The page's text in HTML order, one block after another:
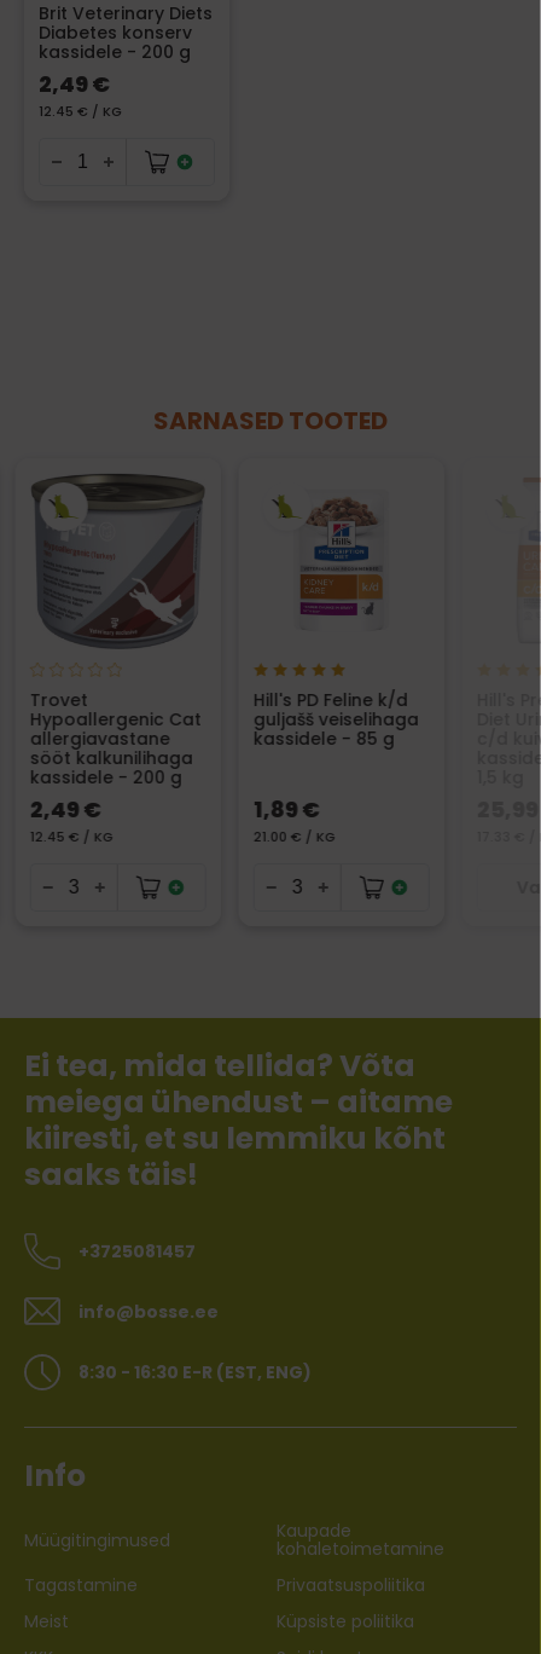
Brit Veterinary Diets
Diabetes konserv
kassidele - 200 g
2,49 €
12.45 € / KG
SARNASED TOOTED
Trovet
Hypoallergenic Cat
allergiavastane
sööt kalkunilihaga
kassidele - 200 g
2,49 €
12.45 € / KG
Hill's PD Feline k/d
guljašš veiselihaga
kassidele - 85 g
1,89 €
21.00 € / KG
Hill's
Diet
c/d
Ei tea, mida tellida? Võta
meiega ühendust – aitame
kiiresti, et su lemmiku kõht
saaks täis!
+3725081457
info@bosse.ee
8:30 - 16:30 E-R (EST, ENG)
Info
Müügitingimused Kaupade
kohaletoimetamine
Tagastamine
Privaatsuspoliitika
Meist
Küpsiste poliitika